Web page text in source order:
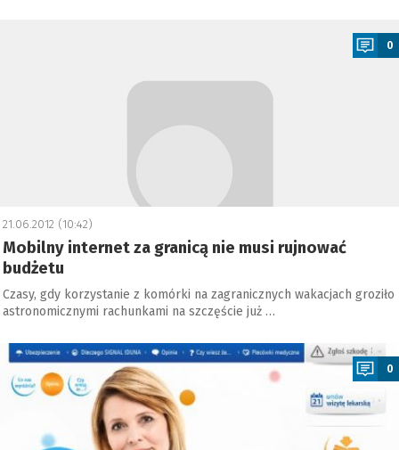
0
21.06.2012 (10:42)
Mobilny internet za granicą nie musi rujnować
budżetu
Czasy, gdy korzystanie z komórki na zagranicznych wakacjach groziło
astronomicznymi rachunkami na szczęście już …
0